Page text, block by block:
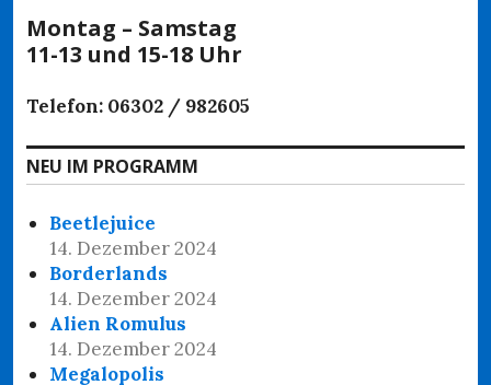
Montag – Samstag
11-13 und 15-18 Uhr
Telefon: 06302 / 982605
NEU IM PROGRAMM
Beetlejuice
14. Dezember 2024
Borderlands
14. Dezember 2024
Alien Romulus
14. Dezember 2024
Megalopolis